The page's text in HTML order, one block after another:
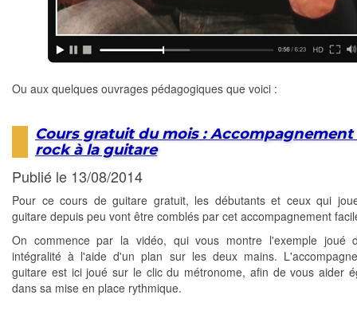
Ou aux quelques ouvrages pédagogiques que voici :
Cours gratuit du mois : Accompagnement
rock à la guitare
Publié le 13/08/2014
Pour ce cours de guitare gratuit, les débutants et ceux qui
guitare depuis peu vont être comblés par cet accompagnement
On commence par la vidéo, qui vous montre l'exemple joué
intégralité à l'aide d'un plan sur les deux mains.
guitare est ici joué sur le clic du métronome, afin de vous aider
dans sa mise en place rythmique.